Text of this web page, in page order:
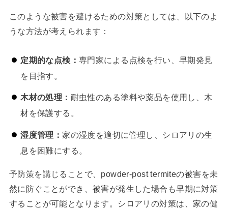
このような被害を避けるための対策としては、以下のよ
うな方法が考えられます：
定期的な点検：専門家による点検を行い、早期発見
を目指す。
木材の処理： 耐虫性のある塗料や薬品を使用し、木
材を保護する。
湿度管理：家の湿度を適切に管理し、シロアリの生
息を困難にする。
予防策を講じることで、powder-post termiteの被害を未
然に防ぐことができ、被害が発生した場合も早期に対策
することが可能となります。シロアリの対策は、家の健